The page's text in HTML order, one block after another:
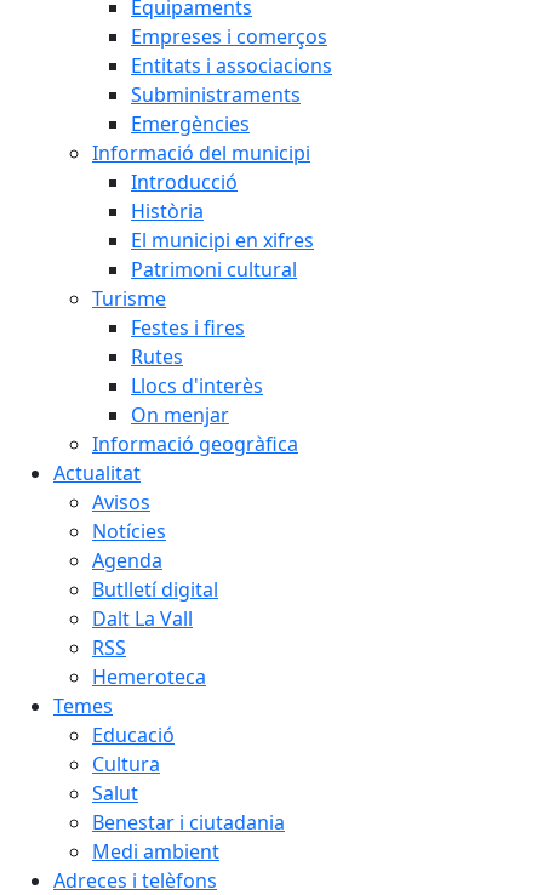
Equipaments
Empreses i comerços
Entitats i associacions
Subministraments
Emergències
Informació del municipi
Introducció
Història
El municipi en xifres
Patrimoni cultural
Turisme
Festes i fires
Rutes
Llocs d'interès
On menjar
Informació geogràfica
Actualitat
Avisos
Notícies
Agenda
Butlletí digital
Dalt La Vall
RSS
Hemeroteca
Temes
Educació
Cultura
Salut
Benestar i ciutadania
Medi ambient
Adreces i telèfons